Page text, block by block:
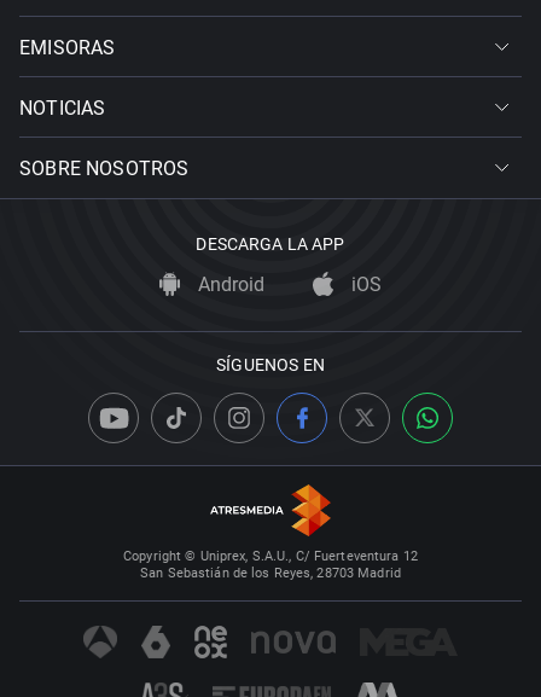
EMISORAS
NOTICIAS
SOBRE NOSOTROS
DESCARGA LA APP
Android iOS
SÍGUENOS EN
Copyright © Uniprex, S.A.U., C/ Fuerteventura 12
San Sebastián de los Reyes, 28703 Madrid